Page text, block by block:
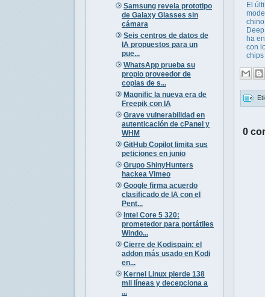
Samsung revela prototipo
de Galaxy Glasses sin
cámara
Seis centros de datos de
IA propuestos para un
pue...
WhatsApp prueba su
propio proveedor de
copias de s...
Magnific la nueva era de
Freepik con IA
Grave vulnerabilidad en
autenticación de cPanel y
WHM
GitHub Copilot limita sus
peticiones en junio
Grupo ShinyHunters
hackea Vimeo
Google firma acuerdo
clasificado de IA con el
Pent...
Intel Core 5 320:
prometedor para portátiles
Windo...
Cierre de Kodispain: el
addon más usado en Kodi
en...
Kernel Linux pierde 138
mil líneas y decepciona a
...
El
ha
con
chips
0